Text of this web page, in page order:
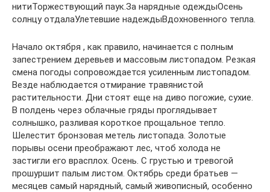
нитиТоржествующий паук.За нарядные одеждыОсень
солнцу отдалаУлетевшие надеждыВдохновенного тепла.
Начало октября , как правило, начинается с полным
запестрением деревьев и массовым листопадом. Резкая
смена погоды сопровождается усиленным листопадом.
Везде наблюдается отмирание травянистой
растительности. Дни стоят еще на диво погожие, сухие.
В полдень через облачные гряды проглядывает
солнышко, разливая короткое прощальное тепло.
Шелестит бронзовая метель листопада. Золотые
порывы осени преображают лес, чтоб холода не
застигли его врасплох. Осень. С грустью и тревогой
прошуршит палым листом. Октябрь среди братьев —
месяцев самый нарядный, самый живописный, особенно